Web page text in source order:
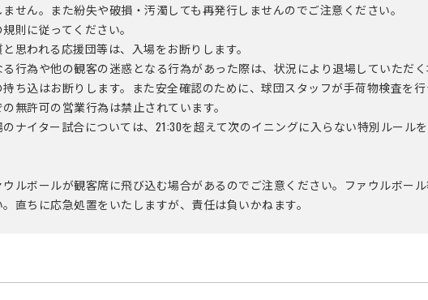
せん。また紛失や破損・汚濁しても再発行しませんのでご注意ください。
則に従ってください。
思われる応援団等は、入場をお断りします。
行為や他の観客の迷惑となる行為があった際は、状況により退場していただく
ち込はお断りします。また安全確認のために、球団スタッフが手荷物検査を行
無許可の営業行為は禁止されています。
ナイター試合については、21:30を超えて次のイニングに入らない特別ルール
ルボールが観客席に飛び込む場合があるのでご注意ください。ファウルボー
直ちに応急処置をいたしますが、責任は負いかねます。